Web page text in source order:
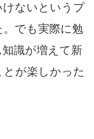
ないというプ
でも実際に勉
識が増えて新
が楽しかった